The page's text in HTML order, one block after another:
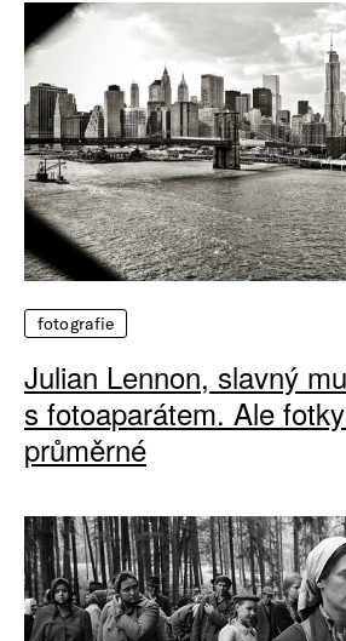
fotografie
Julian Lennon, slavný
s fotoaparátem. Ale
průměrné